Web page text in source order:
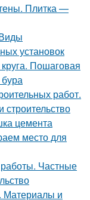
Плитка —
установок
Пошаговая
работ.
цемента
место для
Частные
Материалы и